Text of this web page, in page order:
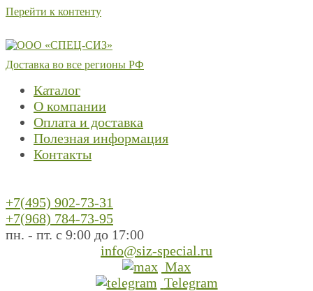
Перейти к контенту
Доставка во все регионы РФ
Каталог
О компании
Оплата и доставка
Полезная информация
Контакты
+7(495) 902-73-31
+7(968) 784-73-95
пн. - пт. с 9:00 до 17:00
info@siz-special.ru
Max
Telegram